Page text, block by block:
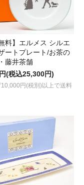
料】エルメス シルエ
ートプレート/お茶の
藤井茶舗
(税込25,300円)
円(税別)以上で送料